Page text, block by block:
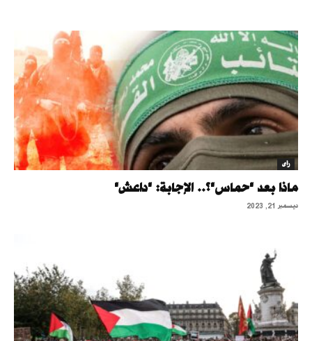
رأى
ماذا بعد "حماس"؟.. الإجابة: "داعش"
ديسمبر 21, 2023